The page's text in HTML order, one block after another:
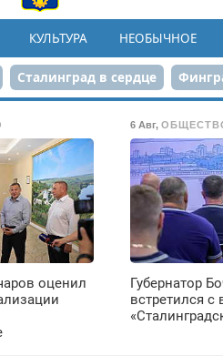
КУЛЬТУРА НЕОБЫЧНОЕ
Сталинград в сердце
Парк Героев-летчиков
оценил
6 Авг,
Губернатор
встретился